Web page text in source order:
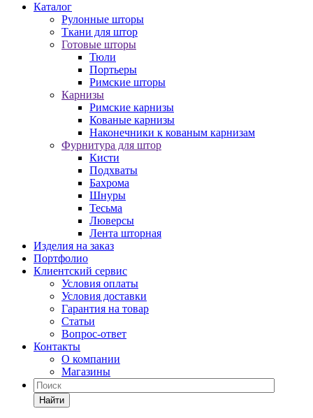
Каталог
Рулонные шторы
Ткани для штор
Готовые шторы
Тюли
Портьеры
Римские шторы
Карнизы
Римские карнизы
Кованые карнизы
Наконечники к кованым карнизам
Фурнитура для штор
Кисти
Подхваты
Бахрома
Шнуры
Тесьма
Люверсы
Лента шторная
Изделия на заказ
Портфолио
Клиентский сервис
Условия оплаты
Условия доставки
Гарантия на товар
Статьи
Вопрос-ответ
Контакты
О компании
Магазины
Найти